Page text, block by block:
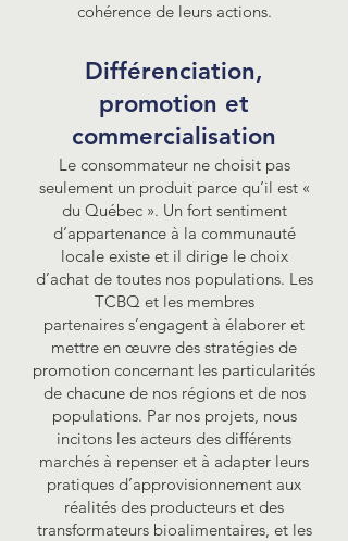
cohérence de leurs actions.
Différenciation,
promotion et
commercialisation
Le consommateur ne choisit pas
seulement un produit parce qu’il est «
du Québec ». Un fort sentiment
d’appartenance à la communauté
locale existe et il dirige le choix
d’achat de toutes nos populations. Les
TCBQ et les membres
partenaires s’engagent à élaborer et
mettre en œuvre des stratégies de
promotion concernant les particularités
de chacune de nos régions et de nos
populations. Par nos projets, nous
incitons les acteurs des différents
marchés à repenser et à adapter leurs
pratiques d’approvisionnement aux
réalités des producteurs et des
transformateurs bioalimentaires, et les